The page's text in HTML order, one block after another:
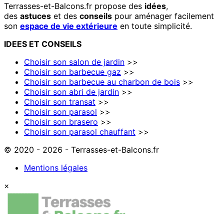
Terrasses-et-Balcons.fr propose des idées,
des astuces et des conseils pour aménager facilement
son espace de vie extérieure en toute simplicité.
IDEES ET CONSEILS
Choisir son salon de jardin >>
Choisir son barbecue gaz >>
Choisir son barbecue au charbon de bois >>
Choisir son abri de jardin >>
Choisir son transat >>
Choisir son parasol >>
Choisir son brasero >>
Choisir son parasol chauffant >>
© 2020 - 2026 - Terrasses-et-Balcons.fr
Mentions légales
×